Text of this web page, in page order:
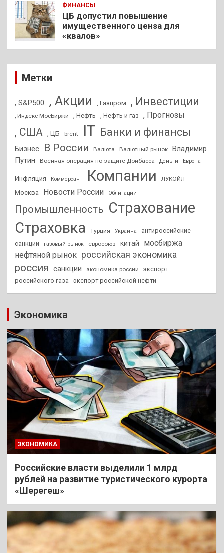
ФИНАНСЫ
ЦБ допустил повышение
имущественного ценза для
«квалов»
Метки
, S&P500 , Акции , Газпром , Инвестиции
, Индекс МосБиржи , Нефть , Нефть и газ , Прогнозы
, США , ЦБ brent IT Банки и финансы
Бизнес В России Валюта Валютный рынок
Владимир
Путин
Военная операция по защите Донбасса Деньги Европа
Инфляция Коммерсант Компании ЛУКОЙЛ
Москва Новости России Облигации
Промышленность Страхование
Страховка
Турция Украина
антироссийские
санкции
газовый рынок евросоюз китай
мосбиржа
нефтяной рынок российская экономика
россия санкции экономика россии
экспорт
российского газа
экспорт российской нефти
Экономика
ЭКОНОМИКА
Российские власти выделили 1 млрд
рублей на развитие туристического курорта
«Шерегеш»